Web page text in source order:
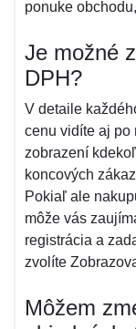
ponuke
Je možné
DPH?
V detaile
cenu vidíte aj po
zobrazení
koncových
Pokiaľ ale
môže vás
registrácia a
zvolíte
Môžem